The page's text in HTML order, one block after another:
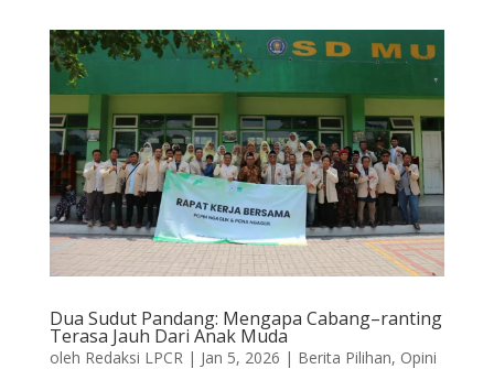
Dua Sudut Pandang: Mengapa Cabang–ranting
Terasa Jauh Dari Anak Muda
oleh Redaksi LPCR| Jan 5, 2026 | Berita Pilihan, Opini